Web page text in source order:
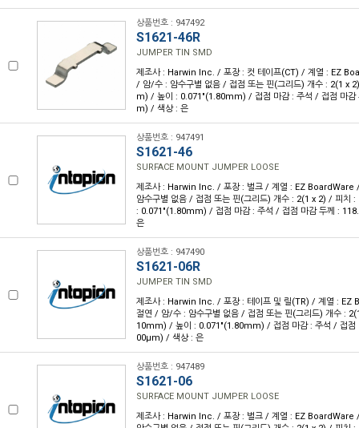
상품번호 : 947492
S1621-46R
JUMPER TIN SMD
제조사 : Harwin Inc. / 포장 : 컷 테이프(CT) / 계열 : EZ
/ 암/수 : 암수구별 없음 / 접점 또는 핀(그리드) 개수 : 2(1 x
m) / 높이 : 0.071"(1.80mm) / 접점 마감 : 주석 / 접점 마
m) / 색상 : 은
상품번호 : 947491
S1621-46
SURFACE MOUNT JUMPER LOOSE
제조사 : Harwin Inc. / 포장 : 벌크 / 계열 : EZ BoardWare
암수구별 없음 / 접점 또는 핀(그리드) 개수 : 2(1 x 2) / 피
: 0.071"(1.80mm) / 접점 마감 : 주석 / 접점 마감 두께 :
은
상품번호 : 947490
S1621-06R
JUMPER TIN SMD
제조사 : Harwin Inc. / 포장 : 테이프 및 릴(TR) / 계열 : EZ
절연 / 암/수 : 암수구별 없음 / 접점 또는 핀(그리드) 개수 :
10mm) / 높이 : 0.071"(1.80mm) / 접점 마감 : 주석 / 접점
00µm) / 색상 : 은
상품번호 : 947489
S1621-06
SURFACE MOUNT JUMPER LOOSE
제조사 : Harwin Inc. / 포장 : 벌크 / 계열 : EZ BoardWare